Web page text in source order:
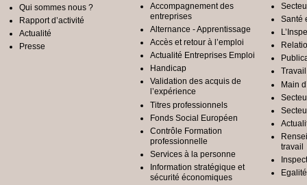
Qui sommes nous ?
Rapport d’activité
Actualité
Presse
Accompagnement des
entreprises
Alternance - Apprentissage
Accès et retour à l’emploi
Actualité Entreprises Emploi
Handicap
Validation des acquis de
l’expérience
Titres professionnels
Fonds Social Européen
Contrôle Formation
professionnelle
Services à la personne
Information stratégique et
sécurité économiques
Santé
Main
travail